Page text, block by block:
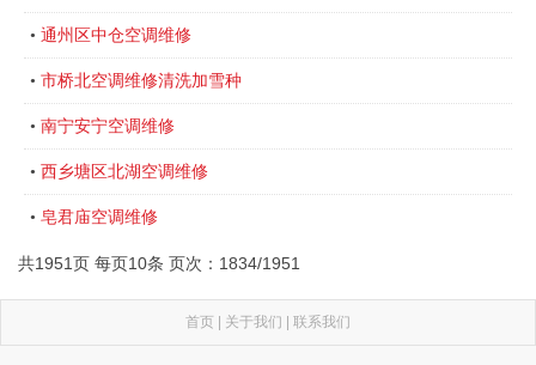
• 通州区中仓空调维修
• 市桥北空调维修清洗加雪种
• 南宁安宁空调维修
• 西乡塘区北湖空调维修
• 皂君庙空调维修
共1951页 每页10条 页次：1834/1951
首页 | 关于我们 | 联系我们